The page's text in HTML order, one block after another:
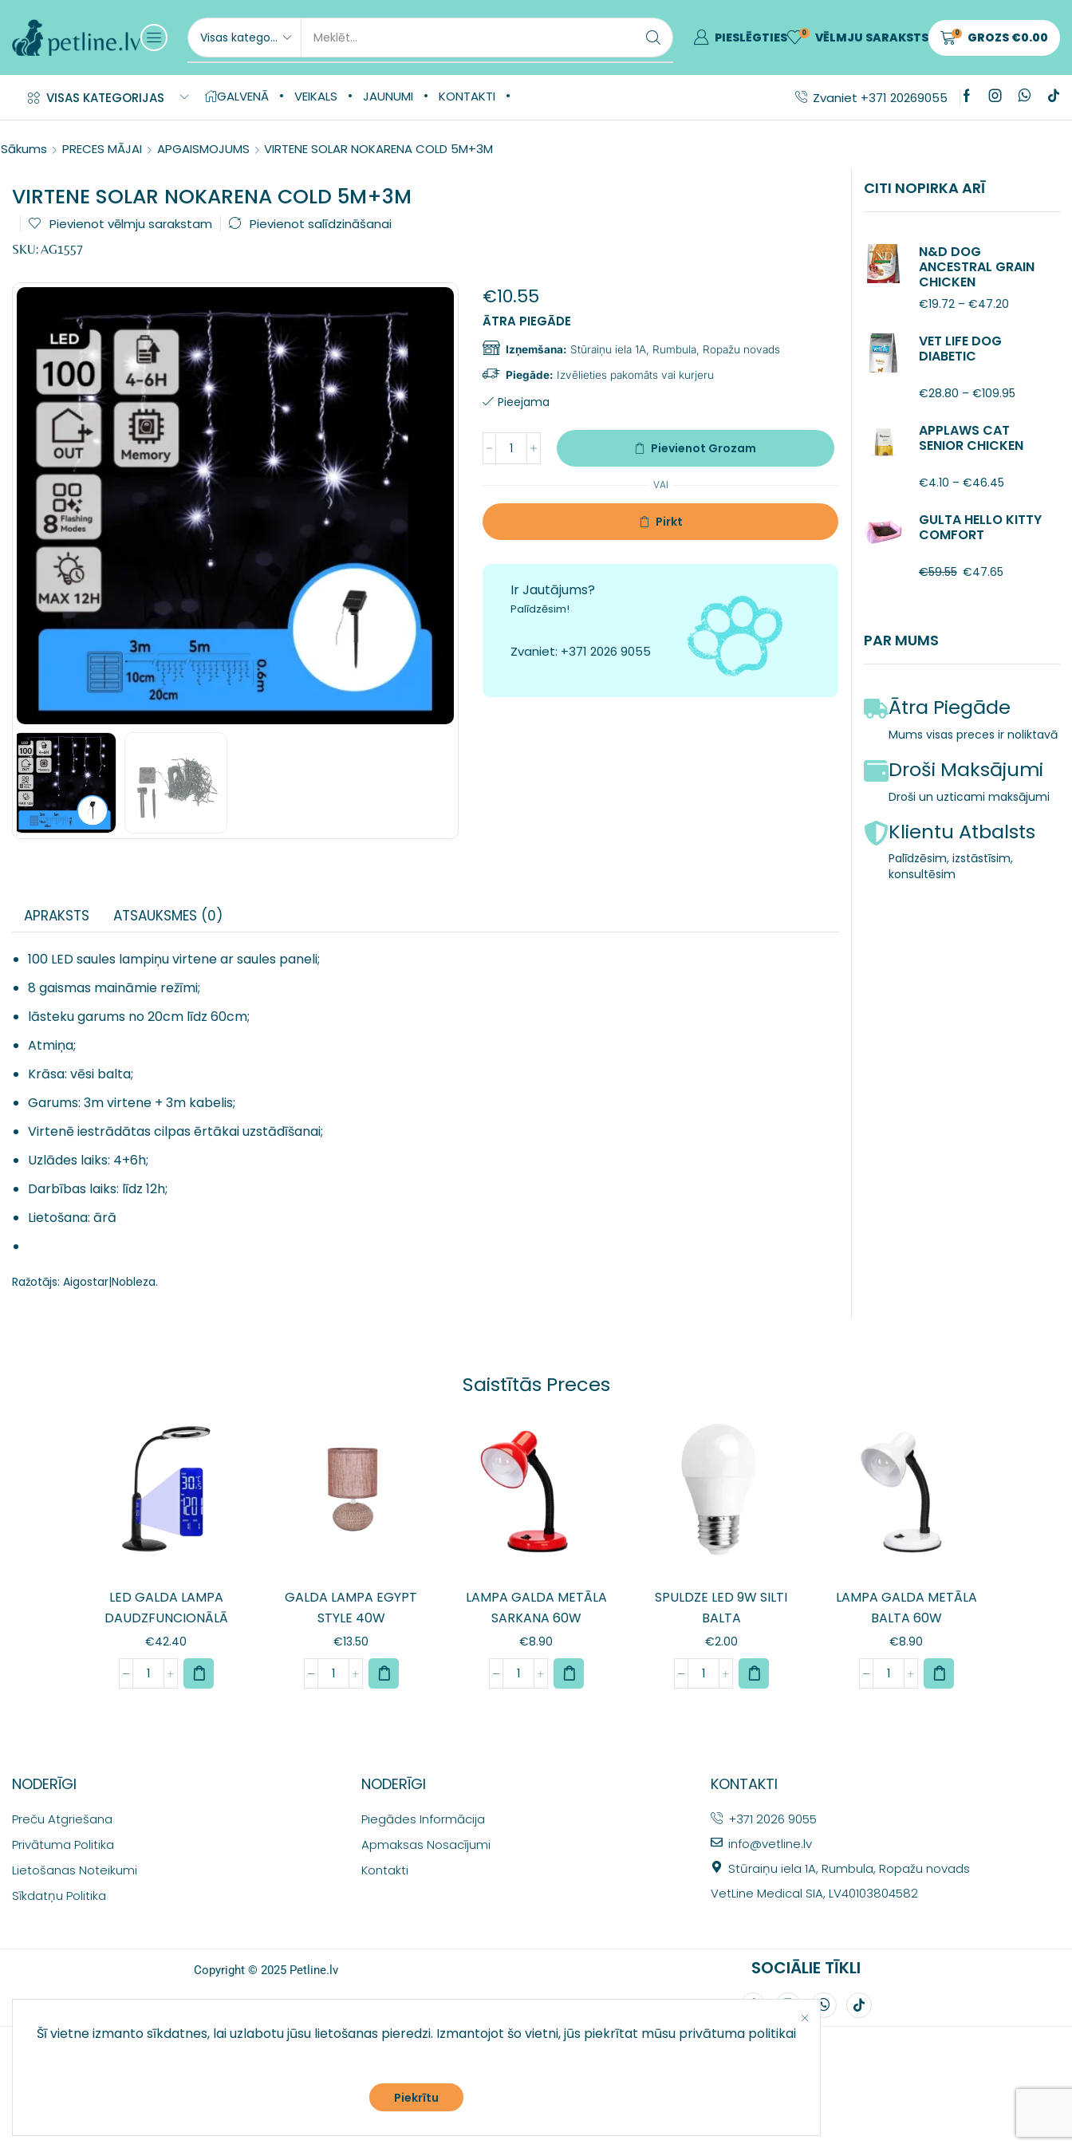
PIESLĒGTIES 0 VĒLMJU SARAKSTS 0 GROZS €0.00
VISAS KATEGORIJAS GALVENĀ VEIKALS JAUNUMI KONTAKTI Zvaniet +371 20269055
Sākums PRECES MĀJAI APGAISMOJUMS VIRTENE SOLAR NOKARENA COLD 5M+3M
VIRTENE SOLAR NOKARENA COLD 5M+3M
Pievienot vēlmju sarakstam Pievienot salīdzināšanai
SKU:AG1557
€10.55
ĀTRA PIEGĀDE
Izņemšana: Stūraiņu iela 1A, Rumbula, Ropažu novads
Piegāde: Izvēlieties pakomāts vai kurjeru
Pieejama
Pievienot Grozam
VAI
Pirkt
Ir Jautājums?
Palīdzēsim!
Zvaniet: +371 2026 9055
APRAKSTS ATSAUKSMES (0)
100 LED saules lampiņu virtene ar saules paneli;
8 gaismas maināmie režīmi;
lāsteku garums no 20cm līdz 60cm;
Atmiņa;
Krāsa: vēsi balta;
Garums: 3m virtene + 3m kabelis;
Virtenē iestrādātas cilpas ērtākai uzstādīšanai;
Uzlādes laiks: 4+6h;
Darbības laiks: līdz 12h;
Lietošana: ārā
Ražotājs: Aigostar|Nobleza.
CITI NOPIRKA ARĪ
N&D DOG
ANCESTRAL GRAIN
CHICKEN
POMEGRANATE
ADULT MINI
€19.72 – €47.20
VET LIFE DOG
DIABETIC
€28.80 – €109.95
APPLAWS CAT
SENIOR CHICKEN
€4.10 – €46.45
GULTA HELLO KITTY
COMFORT
€59.55 €47.65
PAR MUMS
Ātra Piegāde
Mums visas preces ir noliktavā
Droši Maksājumi
Droši un uzticami maksājumi
Klientu Atbalsts
Palīdzēsim, izstāstīsim,
konsultēsim
Saistītās Preces
LED GALDA LAMPA
DAUDZFUNCIONĀLĀ
€42.40
GALDA LAMPA EGYPT
STYLE 40W
€13.50
LAMPA GALDA METĀLA
SARKANA 60W
€8.90
SPULDZE LED 9W SILTI
BALTA
€2.00
LAMPA GALDA METĀLA
BALTA 60W
€8.90
Šī vietne izmanto sīkdatnes, lai uzlabotu jūsu lietošanas pieredzi. Izmantojot šo vietni, jūs piekrītat mūsu privātuma politikai
Piekrītu
NODERĪGI
Preču Atgriešana
Privātuma Politika
Lietošanas Noteikumi
Sīkdatņu Politika
NODERĪGI
Piegādes Informācija
Apmaksas Nosacījumi
Kontakti
KONTAKTI
+371 2026 9055
info@vetline.lv
Stūraiņu iela 1A, Rumbula, Ropažu novads
VetLine Medical SIA, LV40103804582
Copyright © 2025 Petline.lv SOCIĀLIE TĪKLI